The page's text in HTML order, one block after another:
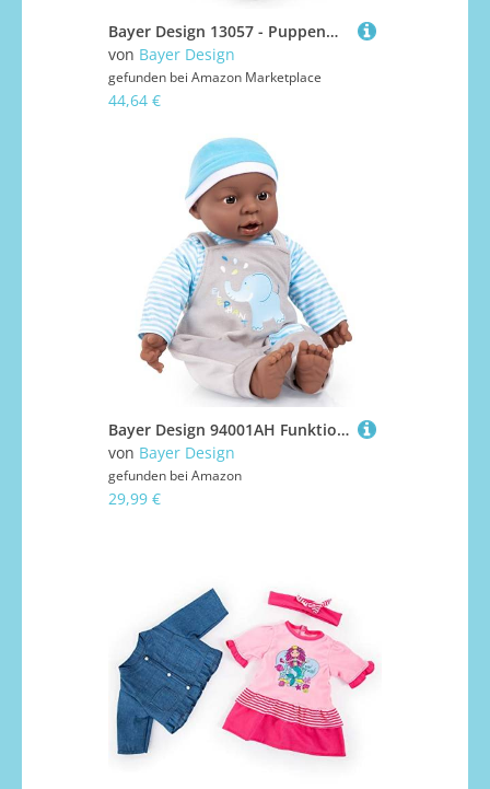
Bayer Design 13057 - Puppenwagen Trendy, pflaume, ‎67 x 67 x 41 cm
von Bayer Design
gefunden bei Amazon Marketplace
44,64 €
Bayer Design 94001AH Funktionspuppe, Babypuppe Interaktiv, Junge, sprechend, weicher Körper, 40 cm, dunkelhäutig, Blau
von Bayer Design
gefunden bei Amazon
29,99 €